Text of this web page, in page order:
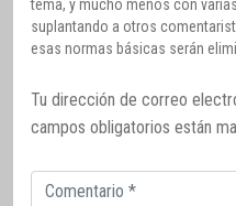
tema, y mucho menos con
suplantando a otros
esas normas básicas serán
Tu dirección de correo
campos obligatorios están
Comentario